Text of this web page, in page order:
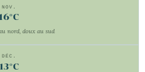
NOV.
16°C
nord, doux au sud
DÉC.
13°C